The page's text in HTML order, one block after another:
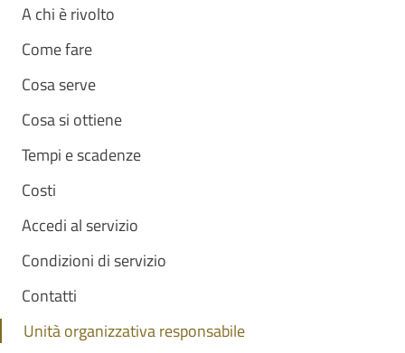
A chi è rivolto
Come fare
Cosa serve
Cosa si ottiene
Tempi e scadenze
Costi
Accedi al servizio
Condizioni di servizio
Contatti
Unità organizzativa responsabile